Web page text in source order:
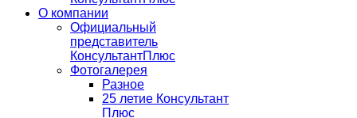
О компании
Официальный
представитель
КонсультантПлюс
Фотогалерея
Разное
25 летие Консультант
Плюс